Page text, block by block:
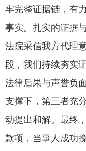
牢完整证据链，有
事实。扎实的证据
法院采信我方代理
段，我们持续夯实
法律后果与声誉负
支撑下，第三者充
动提出和解。最终
款项，当事人成功